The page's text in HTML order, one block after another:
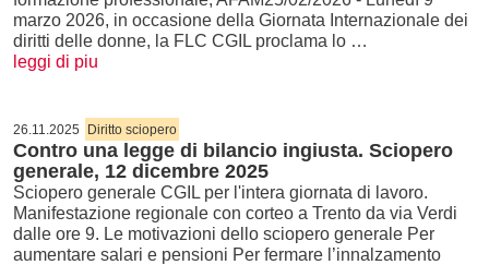
marzo 2026, in occasione della Giornata Internazionale dei
diritti delle donne, la FLC CGIL proclama lo …
leggi di piu
26.11.2025 Diritto sciopero
Contro una legge di bilancio ingiusta. Sciopero
generale, 12 dicembre 2025
Sciopero generale CGIL per l'intera giornata di lavoro.
Manifestazione regionale con corteo a Trento da via Verdi
dalle ore 9. Le motivazioni dello sciopero generale Per
aumentare salari e pensioni Per fermare l’innalzamento